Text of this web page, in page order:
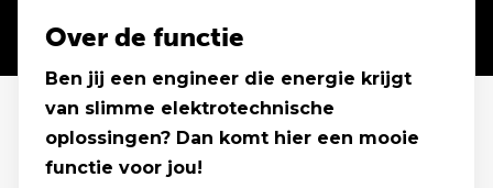
Over de functie
Ben jij een engineer die energie krijgt
van slimme elektrotechnische
oplossingen? Dan komt hier een mooie
functie voor jou!